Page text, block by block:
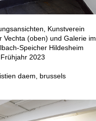
Kunstverein
Vechta (oben) und Galerie im
Speicher Hildesheim
2023
daem, brussels